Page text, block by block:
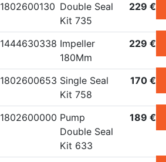
1802600130 Double Seal
Kit 735
229 €
1444630338 Impeller
180Mm
229 €
1802600653 Single Seal
Kit 758
170 €
1802600000 Pump
Double Seal
Kit 633
189 €